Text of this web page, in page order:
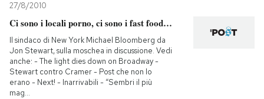
27/8/2010
Ci sono i locali porno, ci sono i fast food…
Il sindaco di New York Michael Bloomberg da
Jon Stewart, sulla moschea in discussione. Vedi
anche: - The light dies down on Broadway -
Stewart contro Cramer - Post che non lo
erano - Next! - Inarrivabili - “Sembri il più
mag...